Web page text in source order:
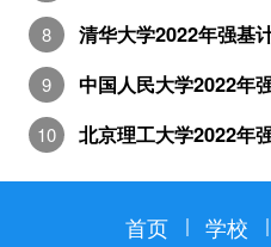
清华大学2022年强基
中国人民大学2022年
北京理工大学2022年
首页 学校